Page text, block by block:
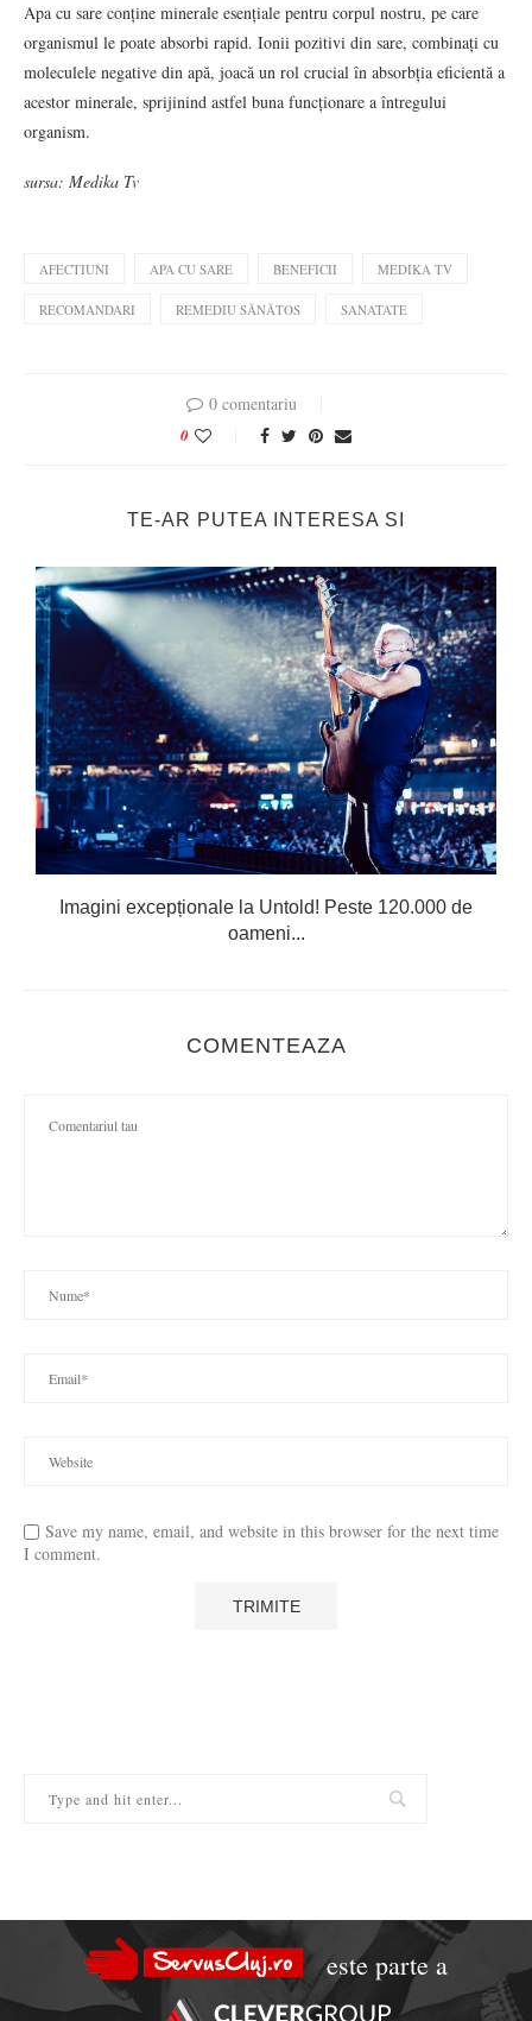
Apa cu sare conține minerale esențiale pentru corpul nostru, pe care
organismul le poate absorbi rapid. Ionii pozitivi din sare, combinați cu
moleculele negative din apă, joacă un rol crucial în absorbția eficientă a
acestor minerale, sprijinind astfel buna funcționare a întregului
organism.
sursa: Medika Tv
AFECTIUNI APA CU SARE BENEFICII MEDIKA TV
RECOMANDARI REMEDIU SĂNĂTOS SANATATE
0 comentariu
0
TE-AR PUTEA INTERESA SI
Imagini excepționale la Untold! Peste 120.000 de
oameni...
COMENTEAZA
Save my name, email, and website in this browser for the next time
I comment.
este parte a